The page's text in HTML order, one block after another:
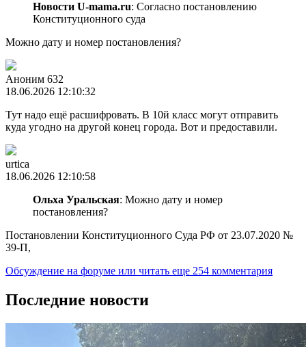
Новости U-mama.ru: Согласно постановлению
Конституционного суда
Можно дату и номер постановления?
Аноним 632
18.06.2026 12:10:32
Тут надо ещё расшифровать. В 10й класс могут отправить
куда угодно на другой конец города. Вот и предоставили.
urtica
18.06.2026 12:10:58
Ольха Уральская: Можно дату и номер
постановления?
Постановлении Конституционного Суда РФ от 23.07.2020 №
39-П,
Обсуждение на форуме или читать еще 254 комментария
Последние новости